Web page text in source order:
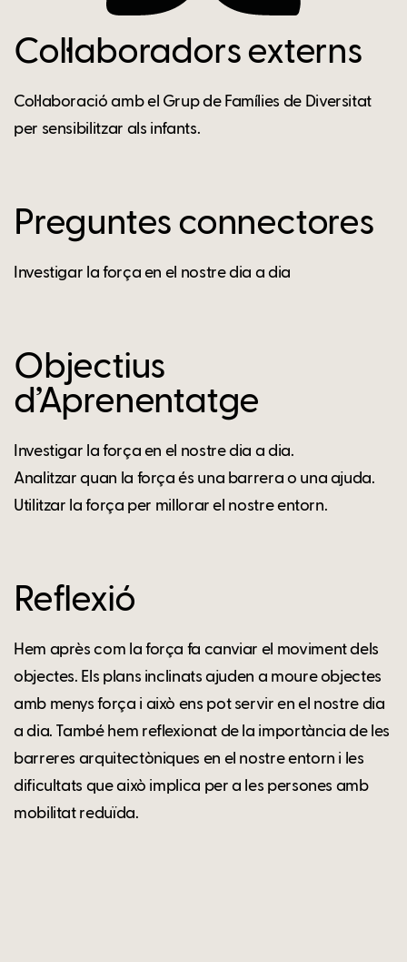
Col·laboradors externs
Col·laboració amb el Grup de Famílies de Diversitat
per sensibilitzar als infants.
Preguntes connectores
Investigar la força en el nostre dia a dia
Objectius
d’Aprenentatge
Investigar la força en el nostre dia a dia.
Analitzar quan la força és una barrera o una ajuda.
Utilitzar la força per millorar el nostre entorn.
Reflexió
Hem après com la força fa canviar el moviment dels
objectes. Els plans inclinats ajuden a moure objectes
amb menys força i això ens pot servir en el nostre dia
a dia. També hem reflexionat de la importància de les
barreres arquitectòniques en el nostre entorn i les
dificultats que això implica per a les persones amb
mobilitat reduïda.